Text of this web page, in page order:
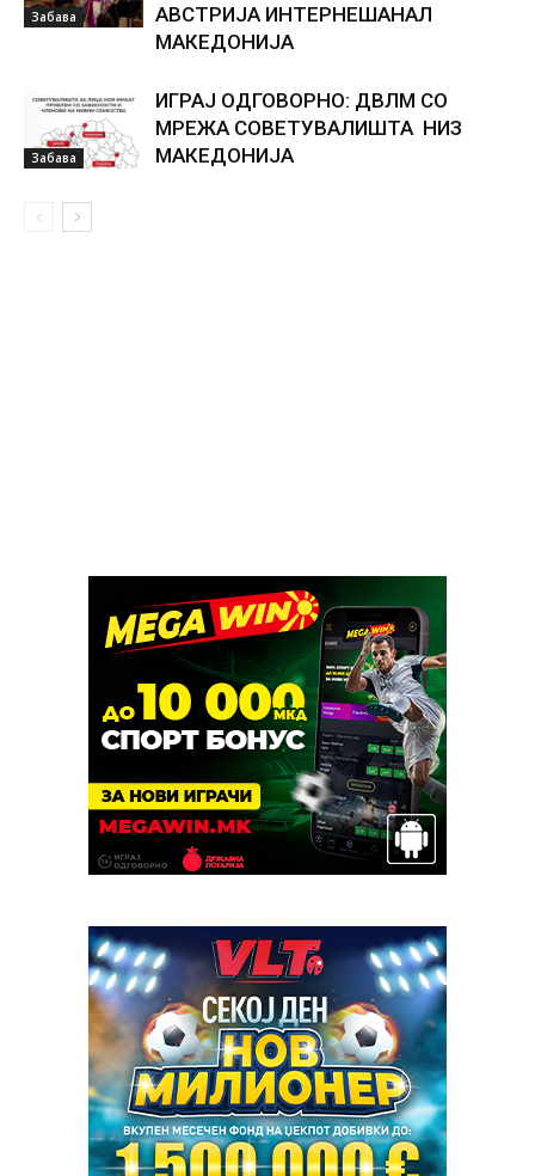
Забава
АВСТРИЈА ИНТЕРНЕШАНАЛ
МАКЕДОНИЈА
Забава
ИГРАЈ ОДГОВОРНО: ДВЛМ СО
МРЕЖА СОВЕТУВАЛИШТА НИЗ
МАКЕДОНИЈА